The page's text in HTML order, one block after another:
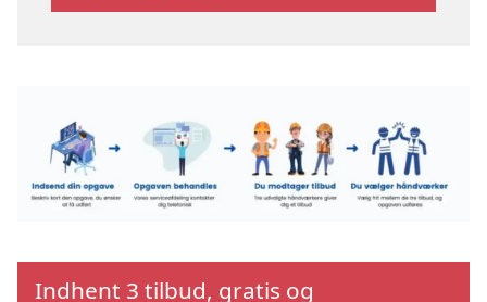
Indhent 3 tilbud, gratis og